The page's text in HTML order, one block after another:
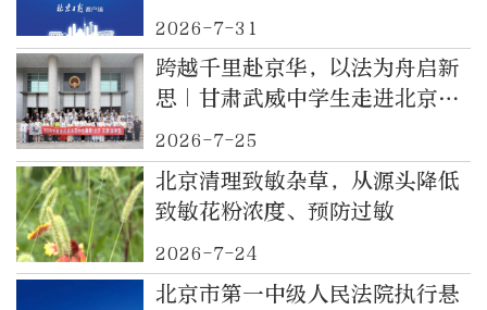
2026-7-31
跨越千里赴京华，以法为舟启新
思｜甘肃武威中学生走进北京一
中院开启沉浸式法治研学
2026-7-25
北京清理致敏杂草，从源头降低
致敏花粉浓度、预防过敏
2026-7-24
北京市第一中级人民法院执行悬